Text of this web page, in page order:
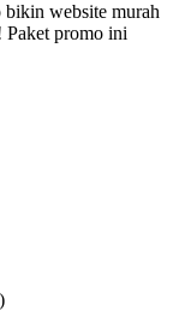
website murah
Paket promo ini